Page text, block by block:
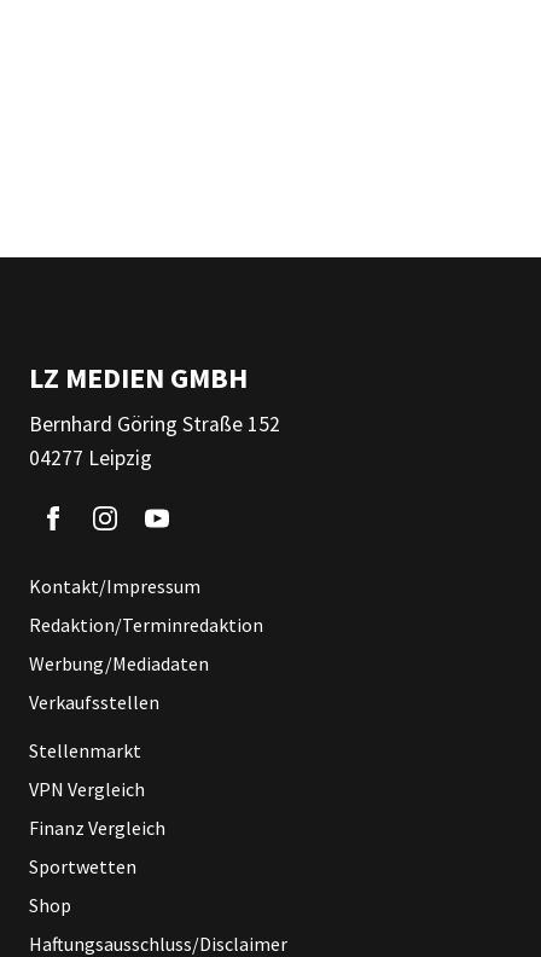
LZ MEDIEN GMBH
Bernhard Göring Straße 152
04277 Leipzig
Kontakt/Impressum
Redaktion/Terminredaktion
Werbung/Mediadaten
Verkaufsstellen
Stellenmarkt
VPN Vergleich
Finanz Vergleich
Sportwetten
Shop
Haftungsausschluss/Disclaimer